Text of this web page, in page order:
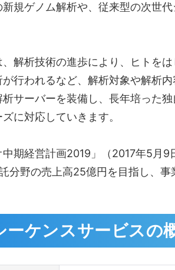
規ゲノム解析や、従来型の次世
解析技術の進歩により、ヒトを
行われるなど、解析対象や解析
サーバーを装備し、長年培った
に対応していきます。
期経営計画2019」（2017年5月
分野の売上高25億円を目指し、事
ーケンスサービスの